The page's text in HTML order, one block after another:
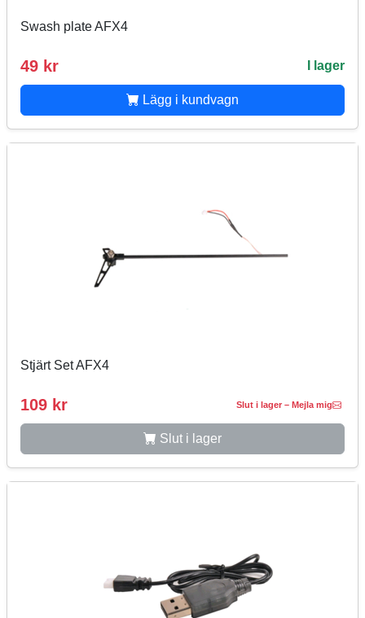
Swash plate AFX4
49 kr I lager
Lägg i kundvagn
Stjärt Set AFX4
109 kr Slut i lager – Mejla mig
Slut i lager